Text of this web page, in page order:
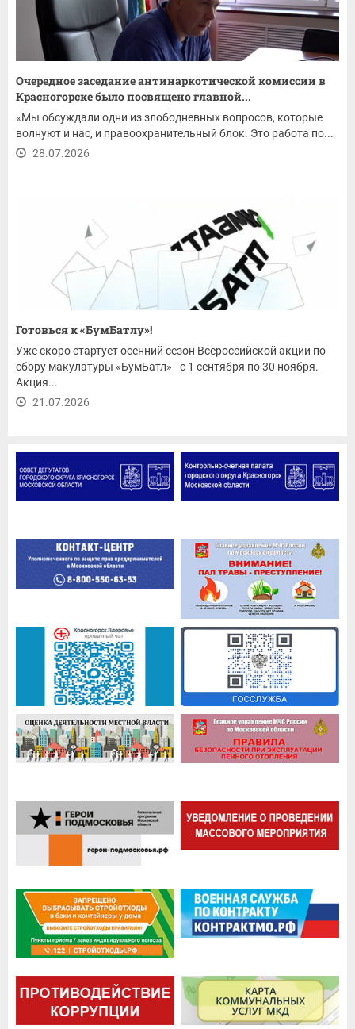
Очередное заседание антинаркотической комиссии в
Красногорске было посвящено главной...
«Мы обсуждали одни из злободневных вопросов, которые
волнуют и нас, и правоохранительный блок. Это работа по...
28.07.2026
Готовься к «БумБатлу»!
Уже скоро стартует осенний сезон Всероссийской акции по
сбору макулатуры «БумБатл» - с 1 сентября по 30 ноября.
Акция...
21.07.2026